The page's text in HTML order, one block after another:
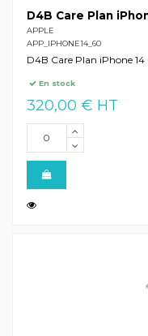
D4B Care Plan
APPLE
APP_IPHONE14_60
D4B Care Plan iPhone
En stock
320,00 € HT